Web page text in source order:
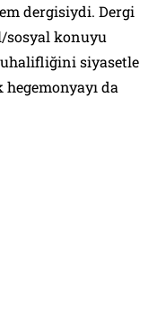
dergisiydi. Dergi
sosyal konuyu
siyasetle
da